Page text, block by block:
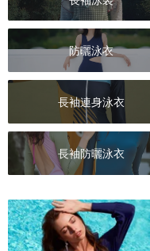
防曬泳衣
長袖連身泳衣
長袖防曬泳衣